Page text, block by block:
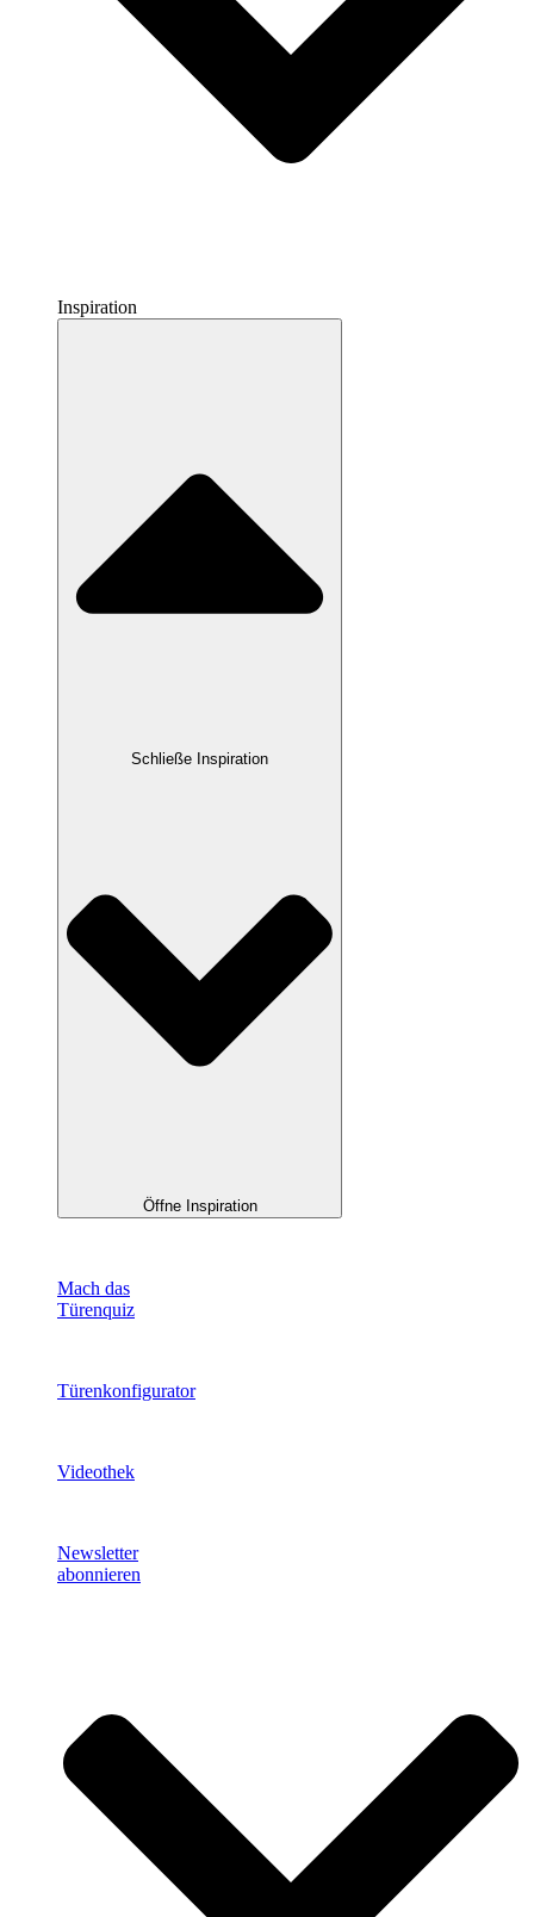
Inspiration
Schließe Inspiration
Öffne Inspiration
Mach das
Türenquiz
Türenkonfigurator
Videothek
Newsletter
abonnieren